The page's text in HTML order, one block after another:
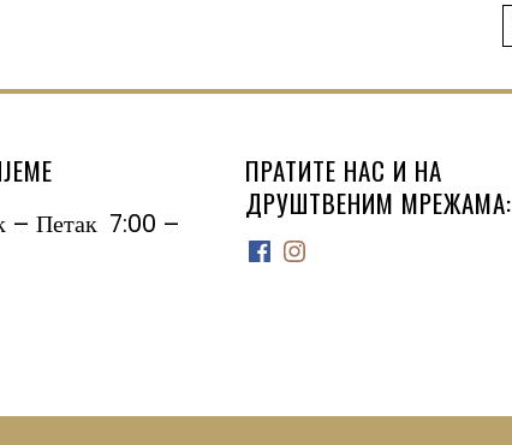
– Петак 7:00 –
ПРАТИТЕ НАС И НА
ДРУШТВЕНИМ МРЕЖАМА:
Facebook
Instagram